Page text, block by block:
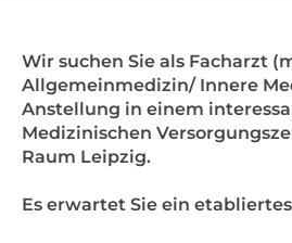
Wir suchen Sie als Facharzt
Allgemeinmedizin/ Innere
Anstellung in einem
Medizinischen
Raum Leipzig.
Es erwartet Sie ein